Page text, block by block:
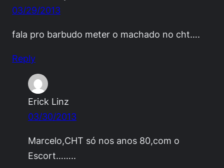
03/29/2013
fala pro barbudo meter o machado no cht….
Reply
Erick Linz
03/30/2013
Marcelo,CHT só nos anos 80,com o
Escort……..